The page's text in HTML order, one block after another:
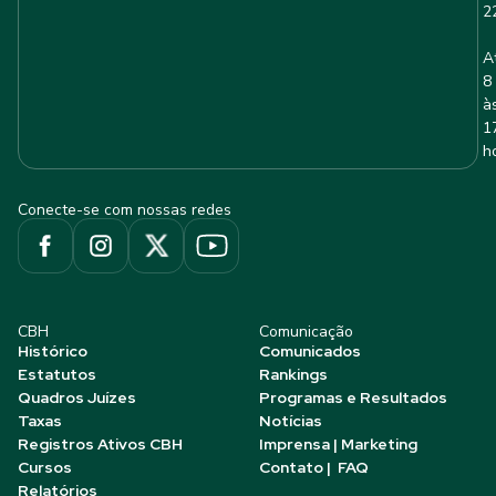
8
Conecte-se com nossas redes
CBH
Histórico
Estatutos
Quadros Juízes
Taxas
Registros Ativos CBH
Cursos
Relatórios
Comunicação
Comunicados
Rankings
Programas e Resultados
Notícias
Imprensa | Marketing
Contato | FAQ